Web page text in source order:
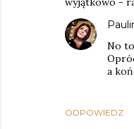
ODPOWIEDZ
No
a